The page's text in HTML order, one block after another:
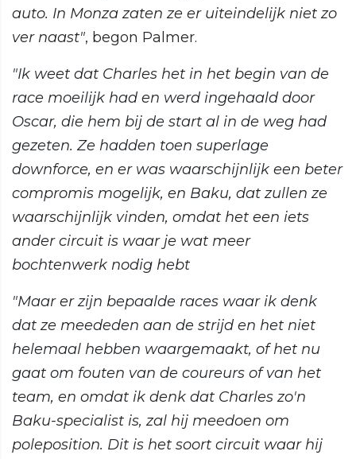
auto. In Monza zaten ze er uiteindelijk niet zo
ver naast", begon Palmer.
"Ik weet dat Charles het in het begin van de
race moeilijk had en werd ingehaald door
Oscar, die hem bij de start al in de weg had
gezeten. Ze hadden toen superlage
downforce, en er was waarschijnlijk een beter
compromis mogelijk, en Baku, dat zullen ze
waarschijnlijk vinden, omdat het een iets
ander circuit is waar je wat meer
bochtenwerk nodig hebt
"Maar er zijn bepaalde races waar ik denk
dat ze meededen aan de strijd en het niet
helemaal hebben waargemaakt, of het nu
gaat om fouten van de coureurs of van het
team, en omdat ik denk dat Charles zo'n
Baku-specialist is, zal hij meedoen om
poleposition. Dit is het soort circuit waar hij